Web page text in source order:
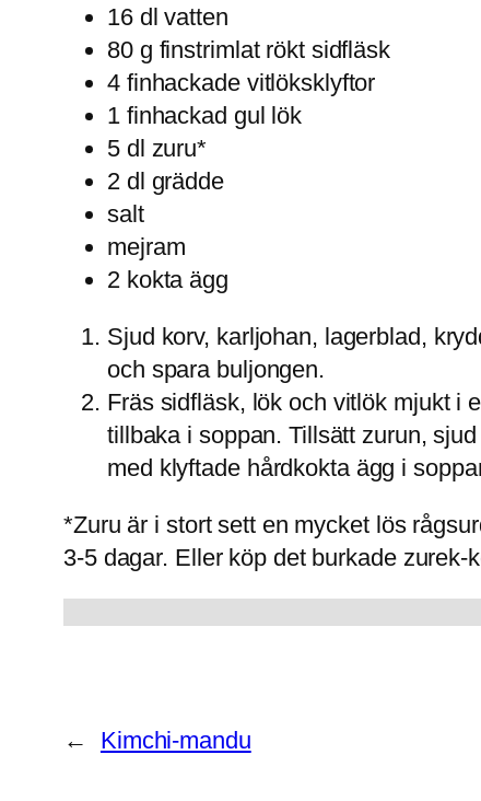
16 dl vatten
80 g finstrimlat rökt sidfläsk
4 finhackade vitlöksklyftor
1 finhackad gul lök
5 dl zuru*
2 dl grädde
salt
mejram
2 kokta ägg
Sjud korv, karljohan, lagerblad,
och spara buljongen.
Fräs sidfläsk, lök och vitlök mjukt i
tillbaka i soppan. Tillsätt zurun,
med klyftade hårdkokta ägg i
*Zuru är i stort sett en mycket lös
3-5 dagar. Eller köp det burkade
← Kimchi-mandu